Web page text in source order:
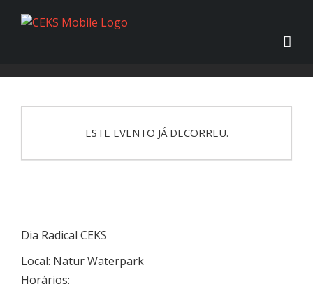
ESTE EVENTO JÁ DECORREU.
Dia Radical CEKS
Local: Natur Waterpark
Horários: